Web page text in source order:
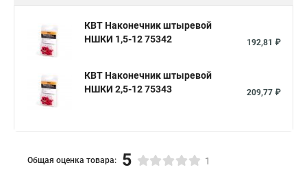
КВТ Наконечник штыревой
НШКИ 1,5-12 75342
192,81 ₽
КВТ Наконечник штыревой
НШКИ 2,5-12 75343
209,77 ₽
Общая оценка товара: 5 1